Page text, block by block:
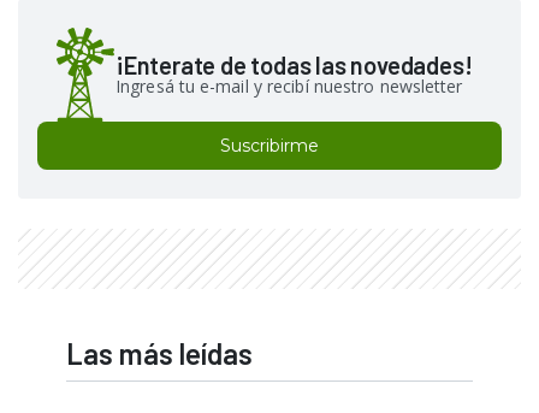
¡Enterate de todas las novedades!
Ingresá tu e-mail y recibí nuestro newsletter
Suscribirme
Las más leídas